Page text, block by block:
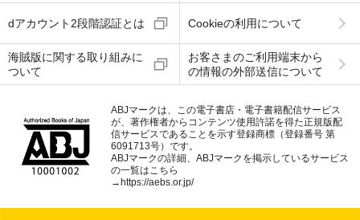
dアカウント2段階認証とは Cookieの利用について
海賊版に関する取り組みに
ついて
お客さまのご利用端末から
の情報の外部送信について
ABJマークは、この電子書店・電子書籍配信サービス
が、著作権者からコンテンツ使用許諾を得た正規版配
信サービスであることを示す登録商標（登録番号 第
6091713号）です。
ABJマークの詳細、ABJマークを掲示しているサービス
の一覧はこちら
→ https://aebs.or.jp/